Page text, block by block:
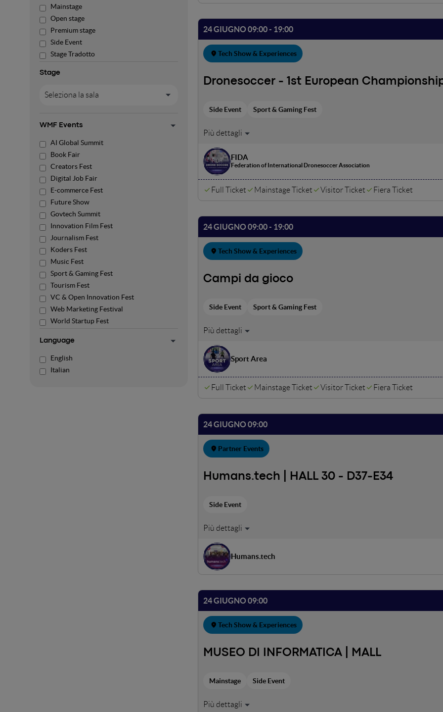
Stage
Seleziona la sala
Mainstage
Open stage
Premium stage
Side Event
Stage Tradotto
WMF Events
AI Global Summit
Book Fair
Creators Fest
Digital Job Fair
E-commerce Fest
Future Show
Govtech Summit
Innovation Film Fest
Journalism Fest
Koders Fest
Music Fest
Sport & Gaming Fest
Tourism Fest
VC & Open Innovation Fest
Web Marketing Festival
World Startup Fest
Language
English
Italian
24 GIUGNO 09:00 - 19:00
Tech Show & Experiences
Dronesoccer - 1st European
Side Event Sport & Gaming Fest
Durante la prossima edizione del WMF, si svolgerà in esclusiva il
FIDA
Federation of International Dronesoccer Association
Fiera Ticket
Visitor Ticket
Full Ticket Mainstage Ticket
24 GIUGNO 09:00 - 19:00
Tech Show & Experiences
Campi da gioco
Side Event Sport & Gaming Fest
Dal Busker al BSKIN, dalla pallamano alla pallavolo fino al ballo
FIPAV, e le associazioni G.R.D - genitori ragazzi down, In.Da.Co.,
sfide reali o virtuali, tra movimento, divertimento e tecnologia.
Sport Area
Fiera Ticket
Visitor Ticket
Full Ticket Mainstage Ticket
24 GIUGNO 09:00
Partner Events
Humans.tech | HALL 30 - D37-E34
Side Event
Dal 24 al 26 giugno, Humans.tech proporrà una serie di demo
metodologie di lavoro e architetture per il controllo degli agenti AI,
breakfast e i coffee break.Scopri di più allo stand di Humans.tech.
Humans.tech
24 GIUGNO 09:00
Tech Show & Experiences
MUSEO DI INFORMATICA | MALL
Mainstage Side Event
Dal 24 al 26 giugno, la Mall ospiterà una mostra temporanea dei